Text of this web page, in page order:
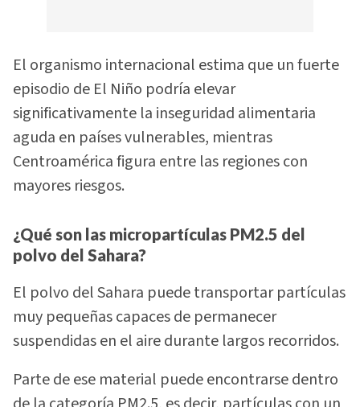
El organismo internacional estima que un fuerte
episodio de El Niño podría elevar
significativamente la inseguridad alimentaria
aguda en países vulnerables, mientras
Centroamérica figura entre las regiones con
mayores riesgos.
¿Qué son las micropartículas PM2.5 del
polvo del Sahara?
El polvo del Sahara puede transportar partículas
muy pequeñas capaces de permanecer
suspendidas en el aire durante largos recorridos.
Parte de ese material puede encontrarse dentro